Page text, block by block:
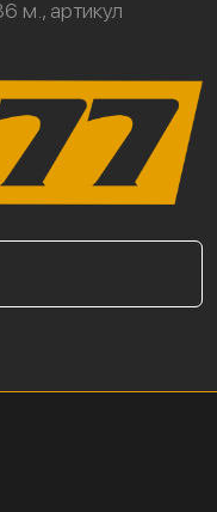
м., артикул